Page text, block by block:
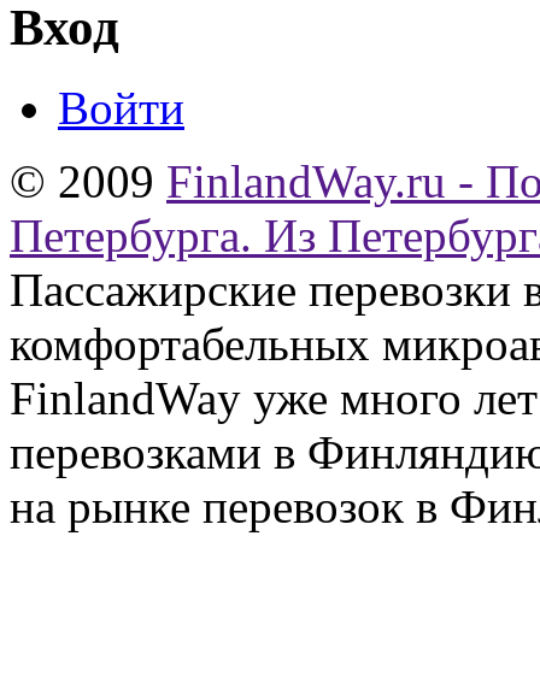
Вход
Войти
© 2009 FinlandWay.ru -
Петербурга. Из
Пассажирские
комфортабельных
FinlandWay уже много
перевозками в
на рынке перевозок в